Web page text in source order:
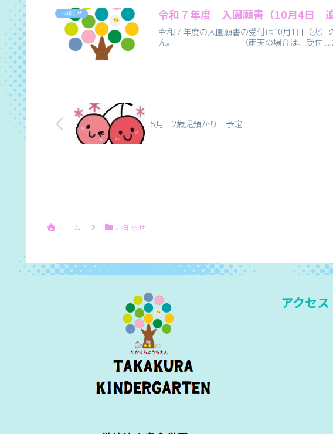
お知らせ 令和７年度 入園願書（10月4日 追
令和７年度の入園願書の受付は10月1日（火
ん。 （雨天の場合は、受付します。
5月 2歳児預かり 予定
ホーム お知らせ
アクセス